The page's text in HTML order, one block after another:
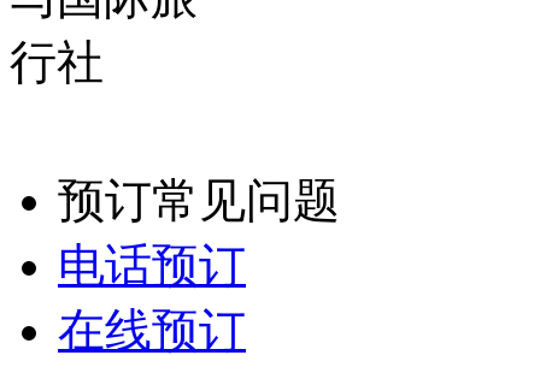
预订常见问题
电话预订
在线预订